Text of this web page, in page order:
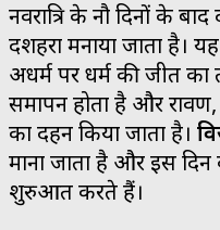
नवरात्रि के नौ दिनों के
दशहरा मनाया जाता है।
अधर्म पर धर्म की जीत का
समापन होता है और
का दहन किया जाता है।
माना जाता है और इस
शुरुआत करते हैं।